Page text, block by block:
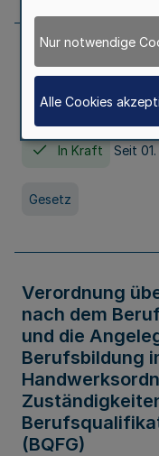
Gesetz über
Nordrhein-
HG)
In Kraft Seit
Gesetz
Verordnung
nach dem
und die
Berufsbildung
(BQFG)
Nur notwendige
Alle Cookies